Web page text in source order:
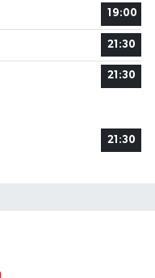
19:00
21:30
21:30
21:30